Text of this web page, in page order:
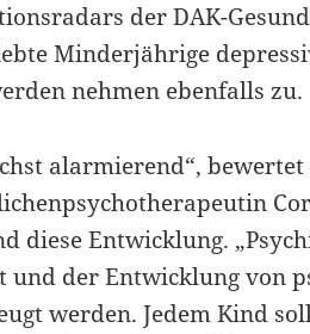
der DAK-
Minderjährige
nehmen ebenfalls zu.
alarmierend“,
diese Entwicklung.
und der Entwicklung von
werden. Jedem Kind